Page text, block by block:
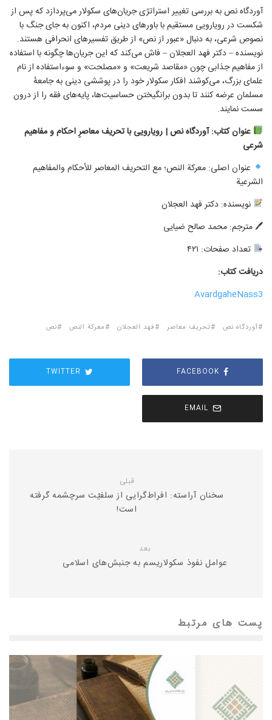
آوردگاه نص به بررسی تغییر استراتژی جریان‌های سکولار می‌پردازد که پس از
شکست در رویارویی مستقیم با باورهای دینی مردم، اکنون به جای جنگ با
نصوص شرعی، به دنبال «عبور از نص» از طریق تفسیرهای انحرافی هستند.
نویسنده – دکتر فهد العجلان – فاش می‌کند که این جریان‌ها چگونه با استفاده
از مفاهیم جذابی چون «مقاصد شریعت» و «مصلحت» و سوءاستفاده از نام
علمای بزرگ، می‌کوشند افکار سکولار خود را در پوششی دینی به جامعهٔ
مسلمان عرضه کنند تا بدون برانگیختن حساسیت‌ها، پایه‌های فقه را از درون
سست نمایند.
عنوان کتاب: آوردگاه نص | رویارویی با تحریف معاصرِ احکام و مفاهیم
شرعی
عنوان اصلی: معركة النص؛ مع التحريف المعاصر للأحكام والمفاهيم
الشرعية
نویسنده: دکتر فهد العجلان
🖊 مترجم: محمد صالح ضیایی
تعداد صفحات: ۴۲۱
دریافت کتاب:
AvardgaheNass3
آوردگاه نص تحریف معاصر فهد العجلان معركة النص نص
FACEBOOK
TWITTER
EMAIL
قبلی
سخنان آراسته: افراط‌گرایی از سلفیّت سرچشمه گرفته
است!
بعد
عوامل نفوذ سکولاریسم به جنبش‌های اسلامی
پست های مرتبط